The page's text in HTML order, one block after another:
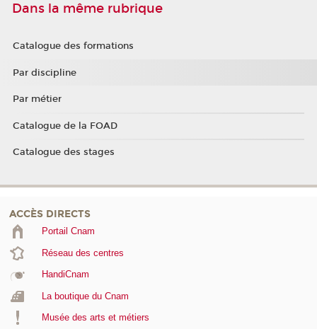
Dans la même rubrique
Catalogue des formations
Par discipline
Par métier
Catalogue de la FOAD
Catalogue des stages
ACCÈS DIRECTS
Portail Cnam
Réseau des centres
HandiCnam
La boutique du Cnam
Musée des arts et métiers